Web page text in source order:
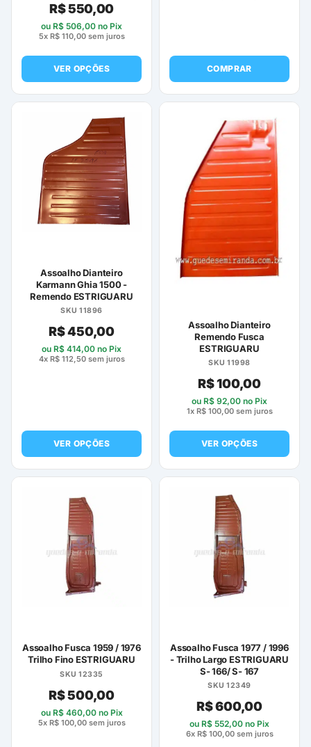
R$550,00
ou R$ 506,00 no Pix
5x R$110,00sem juros
VER OPÇÕES
Este
tem
várias
variantes.
As
opções
podem
ser
página
do
produto
COMPRAR
Assoalho Dianteiro
Karmann Ghia 1500 -
Remendo ESTRIGUARU
SKU 11896
R$450,00
ou R$ 414,00 no Pix
4x R$112,50sem juros
VER OPÇÕES
Este
tem
várias
variantes.
As
opções
podem
ser
página
do
produto
Assoalho Dianteiro
Remendo Fusca
ESTRIGUARU
SKU 11998
R$100,00
ou R$ 92,00 no Pix
1x R$100,00sem juros
VER OPÇÕES
Este
tem
várias
variantes.
As
opções
podem
ser
página
do
produto
Assoalho Fusca 1959 / 1976
Trilho Fino ESTRIGUARU
SKU 12335
R$500,00
ou R$460,00no Pix
5x R$100,00sem juros
Assoalho Fusca 1977 / 1996
- Trilho Largo ESTRIGUARU
S- 166/ S- 167
SKU 12349
R$600,00
ou R$ 552,00 no Pix
6x R$100,00sem juros